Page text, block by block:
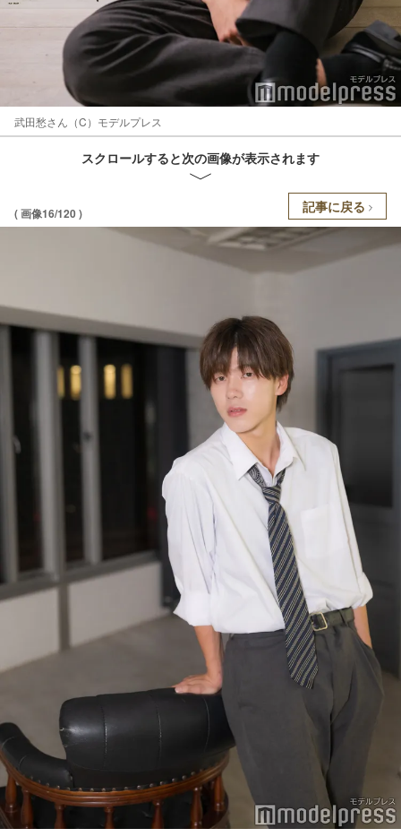
武田愁さん（C）モデルプレス
スクロールすると次の画像が表示されます
( 画像16/120 ) 記事に戻る